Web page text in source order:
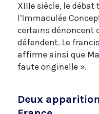
XIIIe siècle, le
l’Immaculée
certains dénoncent
défendent. Le
affirme ainsi que
faute originelle ».
Deux